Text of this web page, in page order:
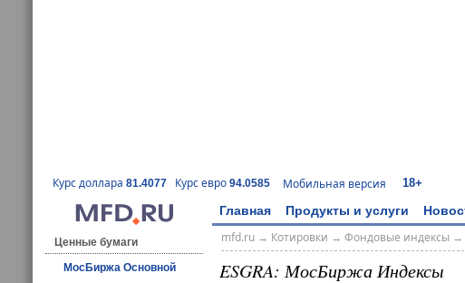
Курс доллара 81.4077 Курс евро 94.0585 Мобильная версия 18+
Главная Продукты и услуги
Ценные бумаги
МосБиржа Основной
mfd.ru→ Котировки → Фондовые индексы→
ESGRA: МосБиржа Индексы